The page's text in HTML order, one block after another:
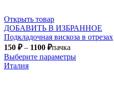
Открыть товар
ДОБАВИТЬ В ИЗБРАННОЕ
Подкладочная вискоза в отрезах
150 ₽– 1100 ₽пачка
Выберите параметры
Италия